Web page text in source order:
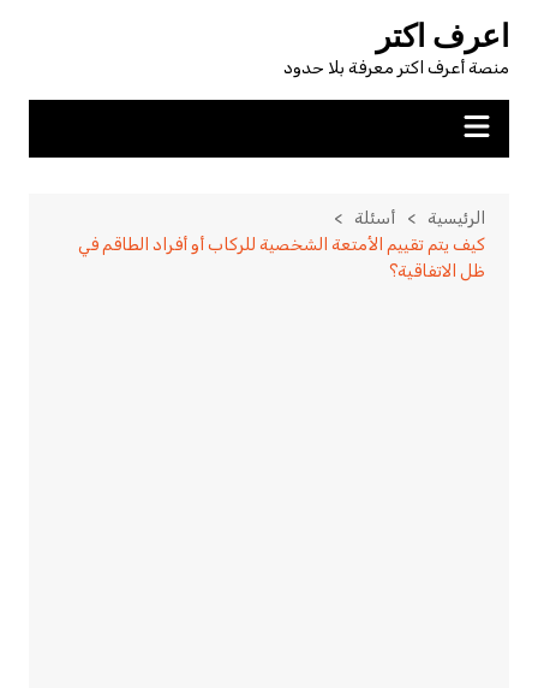
المحتوى
اعرف اكتر
منصة أعرف اكتر معرفة بلا حدود
الرئيسية
أسئلة
كيف يتم تقييم الأمتعة الشخصية للركاب أو أفراد الطاقم في
ظل الاتفاقية؟